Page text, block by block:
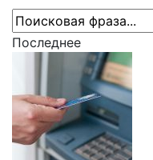
Последнее